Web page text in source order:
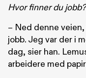
Hvor finner du jobb?
– Ned denne
jobb. Jeg var der i
dag, sier han.
arbeidere med